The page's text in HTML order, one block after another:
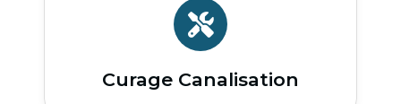
Curage Canalisation